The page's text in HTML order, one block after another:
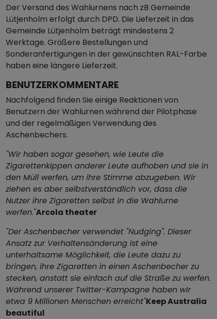
Der Versand des Wahlurnens nach zB Gemeinde
Lütjenholm erfolgt durch DPD. Die Lieferzeit in das
Gemeinde Lütjenholm beträgt mindestens 2
Werktage. Größere Bestellungen und
Sonderanfertigungen in der gewünschten RAL-Farbe
haben eine längere Lieferzeit.
BENUTZERKOMMENTARE
Nachfolgend finden Sie einige Reaktionen von
Benutzern der Wahlurnen während der Pilotphase
und der regelmäßigen Verwendung des
Aschenbechers.
"Wir haben sogar gesehen, wie Leute die
Zigarettenkippen anderer Leute aufhoben und sie in
den Müll werfen, um ihre Stimme abzugeben. Wir
ziehen es aber selbstverständlich vor, dass die
Nutzer ihre Zigaretten selbst in die Wahlurne
werfen."Arcola theater
"Der Aschenbecher verwendet "Nudging". Dieser
Ansatz zur Verhaltensänderung ist eine
unterhaltsame Möglichkeit, die Leute dazu zu
bringen, ihre Zigaretten in einen Aschenbecher zu
stecken, anstatt sie einfach auf die Straße zu werfen.
Während unserer Twitter-Kampagne haben wir
etwa 9 Millionen Menschen erreicht"Keep Australia
beautiful